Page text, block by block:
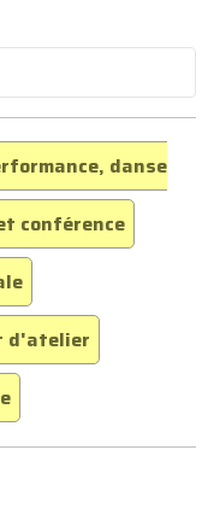
danse
conférence
d'atelier